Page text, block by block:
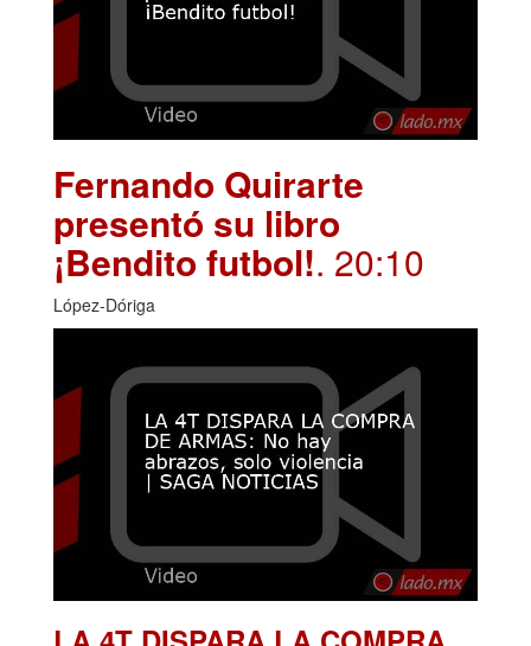
Fernando Quirarte
presentó su libro
¡Bendito futbol!. 20:10
López-Dóriga